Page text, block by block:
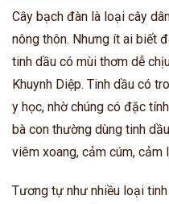
Cây bạch đàn là loại cây
nông thôn. Nhưng ít ai biết
tinh dầu có mùi thơm dễ
Khuynh Diệp. Tinh dầu có
y học, nhờ chúng có đặc
bà con thường dùng tinh
viêm xoang, cảm cúm, cảm
Tương tự như nhiều loại